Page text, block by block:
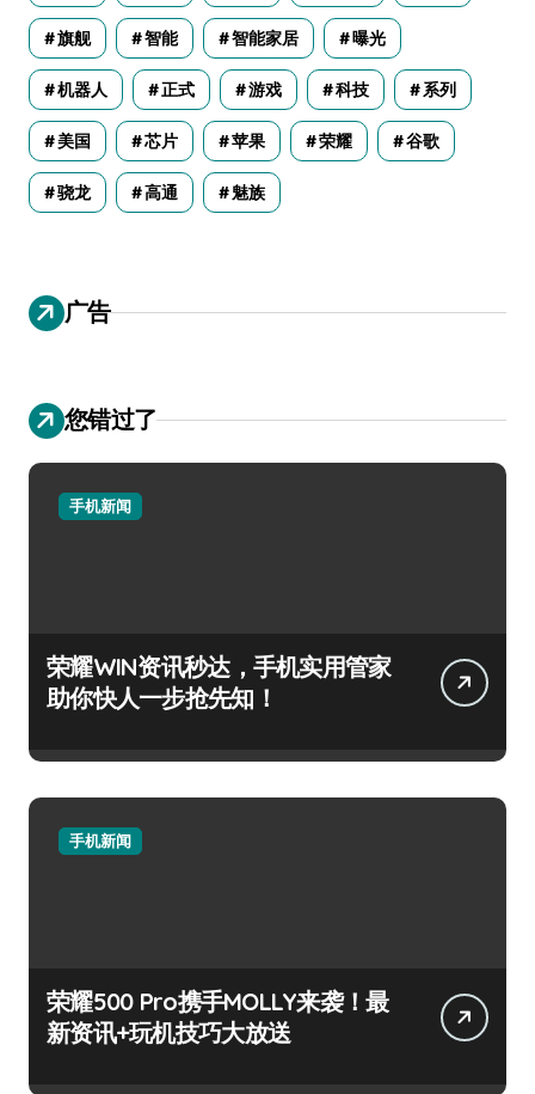
旗舰 智能 智能家居 曝光
机器人 正式 游戏 科技 系列
美国 芯片 苹果 荣耀 谷歌
骁龙 高通 魅族
广告
您错过了
手机新闻
荣耀WIN资讯秒达，手机实用管家
助你快人一步抢先知！
手机新闻
荣耀500 Pro携手MOLLY来袭！最
新资讯+玩机技巧大放送